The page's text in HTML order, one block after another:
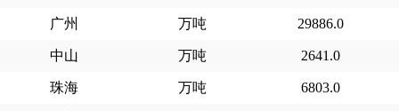
广州 万吨 29886.0
中山 万吨 2641.0
珠海 万吨 6803.0